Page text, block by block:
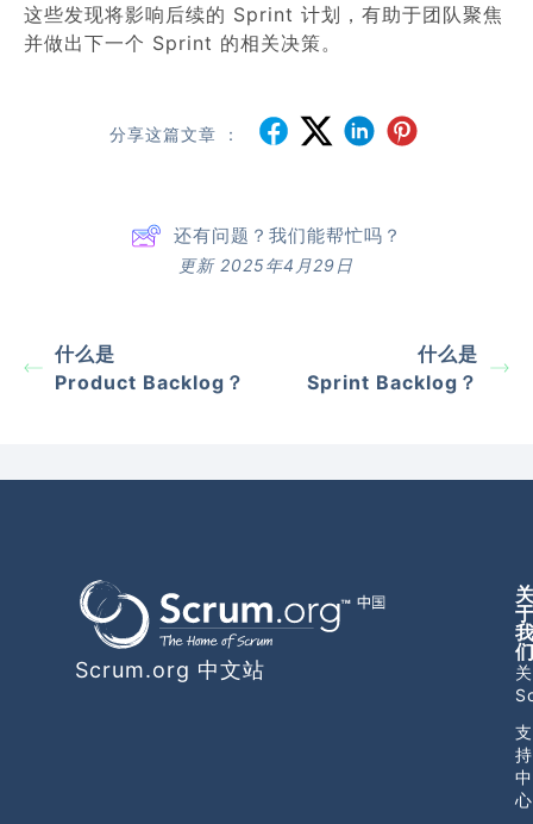
这些发现将影响后续的 Sprint 计划，有助于团队聚焦
并做出下一个 Sprint 的相关决策。
分享这篇文章 ：
还有问题？我们能帮忙吗？
更新 2025年4月29日
什么是
Product Backlog？
什么是
Sprint Backlog？
Scrum.org 中文站
支
持
中
心